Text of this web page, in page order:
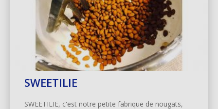
SWEETILIE
SWEETILIE, c'est notre petite fabrique de nougats,